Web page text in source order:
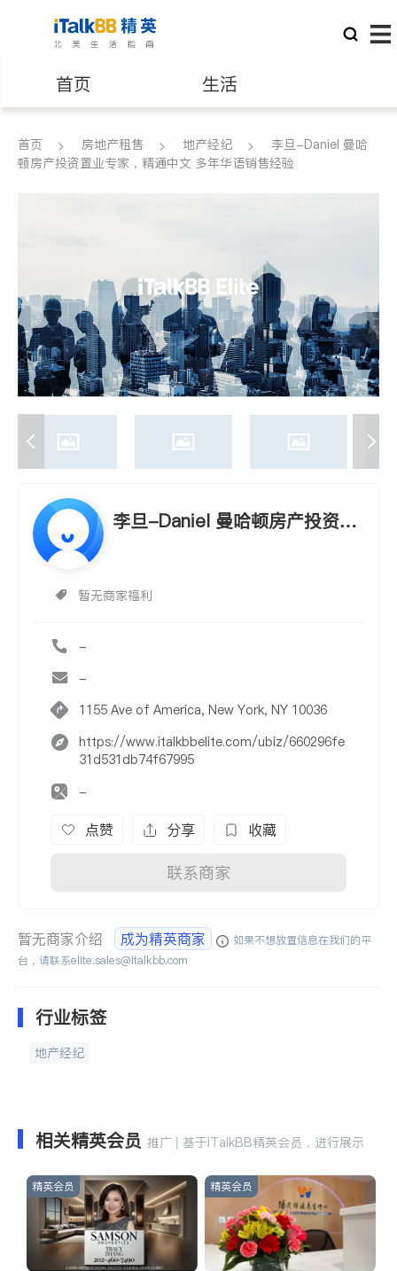
首页 生活
医生 律师
养老 非盈利组织
首页 房地产租售 地产经纪
李旦-Daniel 曼哈
顿房产投资置业专家，精通中文 多年华语销售经验
李旦-Daniel 曼哈顿房产投资置
暂无商家福利
-
-
1155 Ave of America, New York, NY 10036
https://www.italkbbelite.com/ubiz/660296fe
31d531db74f67995
-
点赞 分享 收藏
联系商家
暂无商家介绍 成为精英商家
如果不想放置信息在我们的平
台，请联系elite.sales@italkbb.com
行业标签
地产经纪
相关精英会员 推广 | 基于iTalkBB精英会员，进行展示
精英会员 精英会员